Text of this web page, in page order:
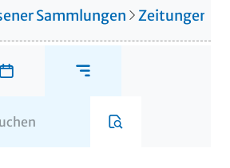
Sammlungen Zeitungen